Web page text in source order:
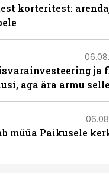
korteritest:
ja
aga ära armu
müüa Paikusele